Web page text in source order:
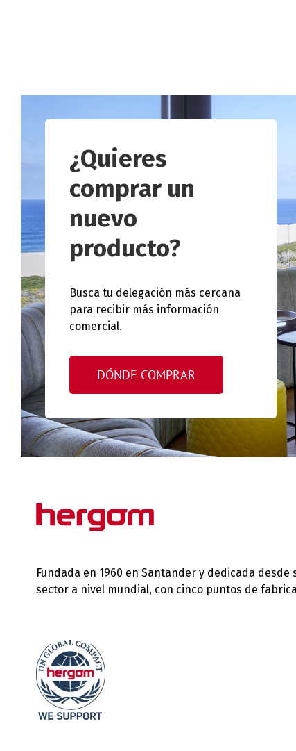
¿Quieres
comprar un
nuevo
producto?
Busca tu delegación más cercana
para recibir más información
comercial.
DÓNDE COMPRAR
Fundada en 1960 en Santander y dedicada
sector a nivel mundial, con cinco puntos de